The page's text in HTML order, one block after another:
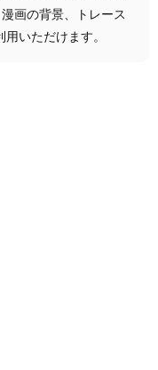
画の背景、トレース
いただけます。